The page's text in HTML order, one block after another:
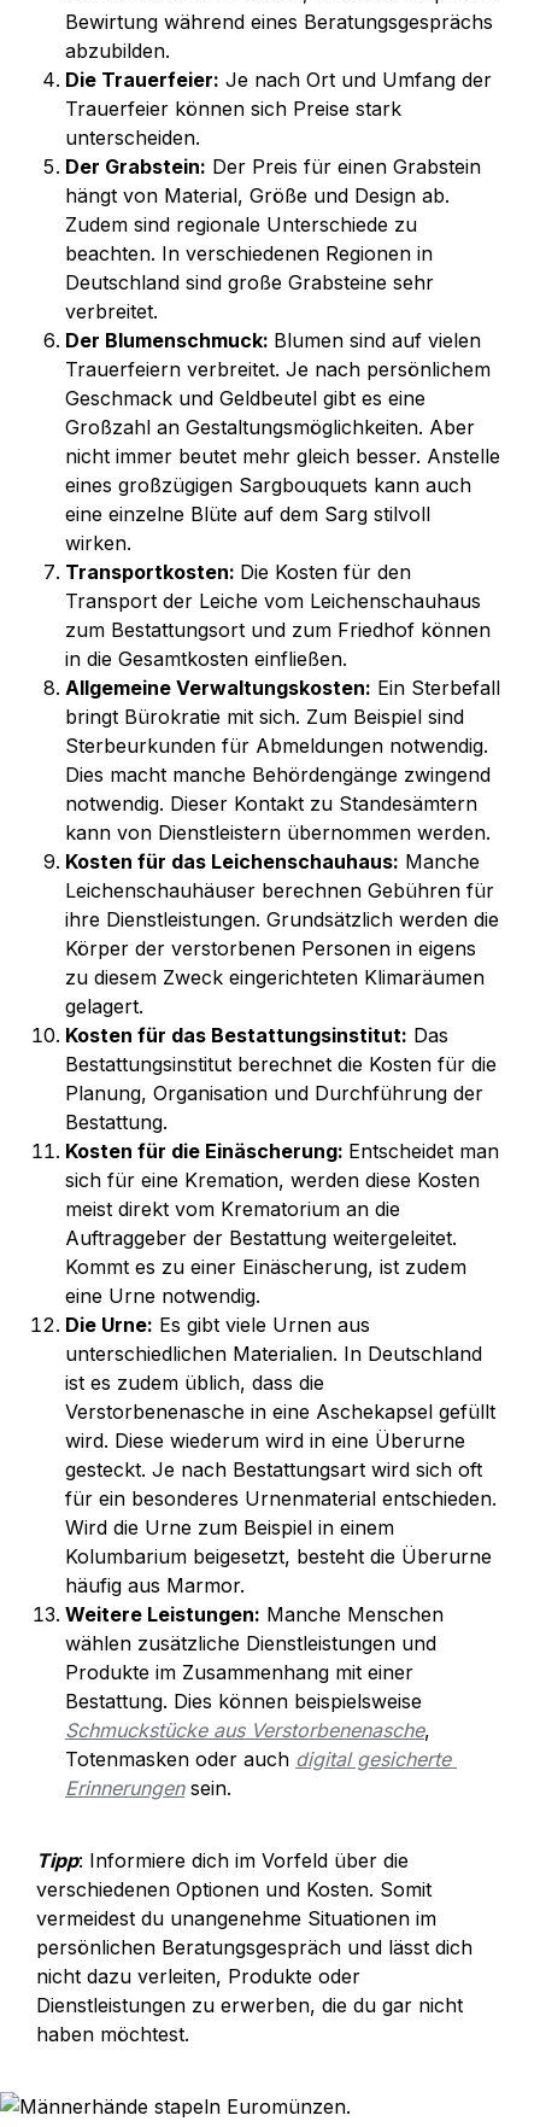
Bewirtung während eines Beratungsgesprächs
abzubilden.
Die Trauerfeier: Je nach Ort und Umfang der
Trauerfeier können sich Preise stark
unterscheiden.
Der Grabstein: Der Preis für einen Grabstein
hängt von Material, Größe und Design ab.
Zudem sind regionale Unterschiede zu
beachten. In verschiedenen Regionen in
Deutschland sind große Grabsteine sehr
verbreitet.
Der Blumenschmuck: Blumen sind auf vielen
Trauerfeiern verbreitet. Je nach persönlichem
Geschmack und Geldbeutel gibt es eine
Großzahl an Gestaltungsmöglichkeiten. Aber
nicht immer beutet mehr gleich besser. Anstelle
eines großzügigen Sargbouquets kann auch
eine einzelne Blüte auf dem Sarg stilvoll
wirken.
Transportkosten: Die Kosten für den
Transport der Leiche vom Leichenschauhaus
zum Bestattungsort und zum Friedhof können
in die Gesamtkosten einfließen.
Allgemeine Verwaltungskosten: Ein Sterbefall
bringt Bürokratie mit sich. Zum Beispiel sind
Sterbeurkunden für Abmeldungen notwendig.
Dies macht manche Behördengänge zwingend
notwendig. Dieser Kontakt zu Standesämtern
kann von Dienstleistern übernommen werden.
Kosten für das Leichenschauhaus: Manche
Leichenschauhäuser berechnen Gebühren für
ihre Dienstleistungen. Grundsätzlich werden die
Körper der verstorbenen Personen in eigens
zu diesem Zweck eingerichteten Klimaräumen
gelagert.
Kosten für das Bestattungsinstitut: Das
Bestattungsinstitut berechnet die Kosten für die
Planung, Organisation und Durchführung der
Bestattung.
Kosten für die Einäscherung: Entscheidet man
sich für eine Kremation, werden diese Kosten
meist direkt vom Krematorium an die
Auftraggeber der Bestattung weitergeleitet.
Kommt es zu einer Einäscherung, ist zudem
eine Urne notwendig.
Die Urne:
unterschiedlichen Materialien. In Deutschland
ist es zudem üblich, dass die
Verstorbenenasche in eine Aschekapsel gefüllt
wird. Diese wiederum wird in eine Überurne
gesteckt. Je nach Bestattungsart wird sich oft
für ein besonderes Urnenmaterial entschieden.
Wird die Urne zum Beispiel in einem
Kolumbarium beigesetzt, besteht die Überurne
häufig aus Marmor.
Weitere Leistungen: Manche Menschen
wählen zusätzliche Dienstleistungen und
Produkte im Zusammenhang mit einer
Schmuckstücke aus Verstorbenenasche,
Totenmasken oder auch digital gesicherte
Erinnerungen sein.
Tipp: Informiere dich im Vorfeld über die
verschiedenen Optionen und Kosten. Somit
vermeidest du unangenehme Situationen im
persönlichen Beratungsgespräch und lässt dich
nicht dazu verleiten, Produkte oder
Dienstleistungen zu erwerben, die du gar nicht
haben möchtest.